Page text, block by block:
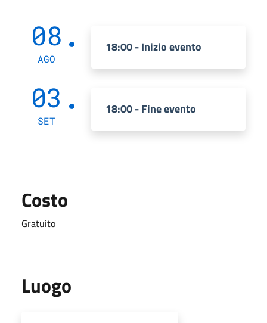
08
AGO
18:00 - Inizio evento
03
SET
18:00 - Fine evento
Costo
Gratuito
Luogo